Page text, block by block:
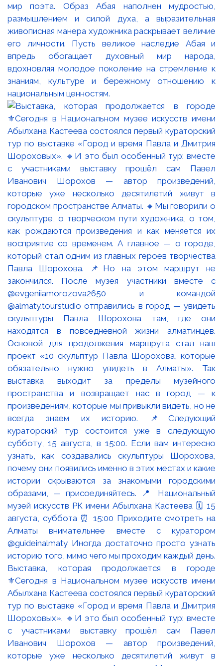
мир поэта. Образ Абая наполнен мудростью,
размышлением и силой духа, а выразительная
живописная манера художника раскрывает величие
его личности. Пусть великое наследие Абая и
впредь обогащает духовный мир народа,
вдохновляя молодое поколение на стремление к
знаниям, культуре и бережному отношению к
национальным ценностям.
Выставка, которая продолжается в городе
⚜️Сегодня в Национальном музее искусств имени
Абылхана Кастеева состоялся первый кураторский
тур по выставке «Город и время Павла и Дмитрия
Шороховых». 🔹И это был особенный тур: вместе
с участниками выставку прошёл сам Павел
Иванович Шорохов — автор произведений,
которые уже несколько десятилетий живут в